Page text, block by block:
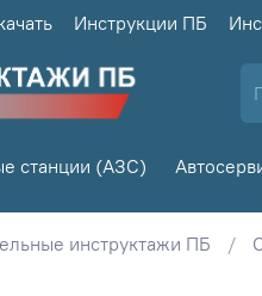
Инструкции ПБ
станции (АЗС)
инструктажи ПБ